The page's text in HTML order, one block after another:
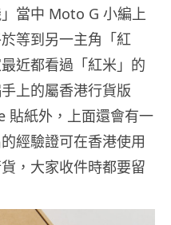
當中 Moto G 小編上
等到另一主角「紅
近都看過「紅米」的
上的屬香港行貨版
貼紙外，上面還會有一
經驗證可在香港使用
，大家收件時都要留